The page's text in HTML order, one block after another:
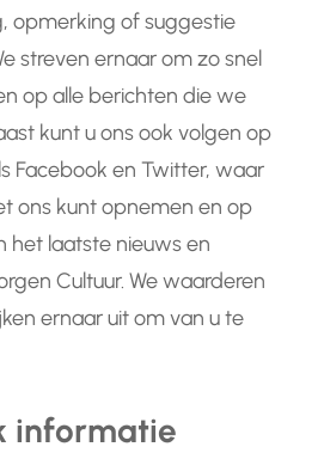
opmerking of suggestie
streven ernaar om zo snel
op alle berichten die we
kunt u ons ook volgen op
Facebook en Twitter, waar
ons kunt opnemen en op
het laatste nieuws en
Cultuur. We waarderen
ernaar uit om van u te
informatie